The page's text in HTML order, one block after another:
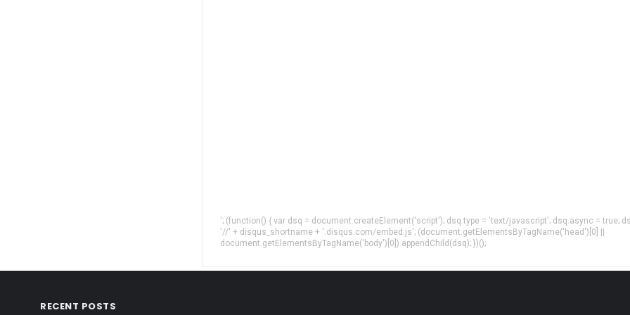
'; (function() { var dsq = document.createElement('script'); dsq.type = 'text/javascript'; dsq.async = true;
'//' + disqus_shortname + '.disqus.com/embed.js'; (document.getElementsByTagName('head')[0] ||
document.getElementsByTagName('body')[0]).appendChild(dsq); })();
RECENT POSTS